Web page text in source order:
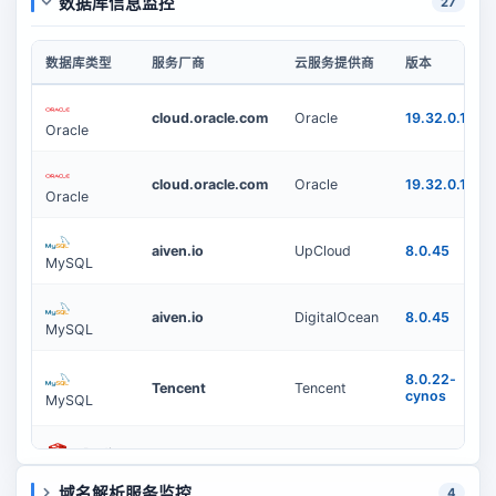
数据库类型 服务厂商 云服务提供商 版本
Oracle
cloud.oracle.com Oracle 19.32.0.1.0
Oracle
cloud.oracle.com Oracle 19.32.0.1.0
MySQL
aiven.io UpCloud 8.0.45
MySQL
aiven.io DigitalOcean 8.0.45
MySQL
Tencent Tencent
8.0.22-
cynos
Redis aiven.io DigitalOcean 7.2.4
4